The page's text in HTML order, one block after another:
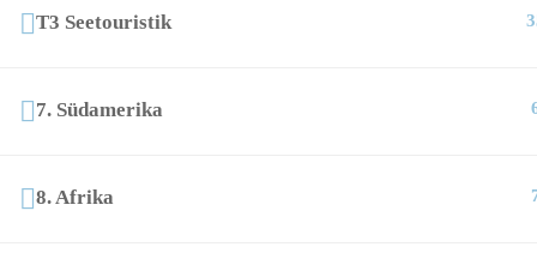
T3 Seetouristik
7. Südamerika
8. Afrika